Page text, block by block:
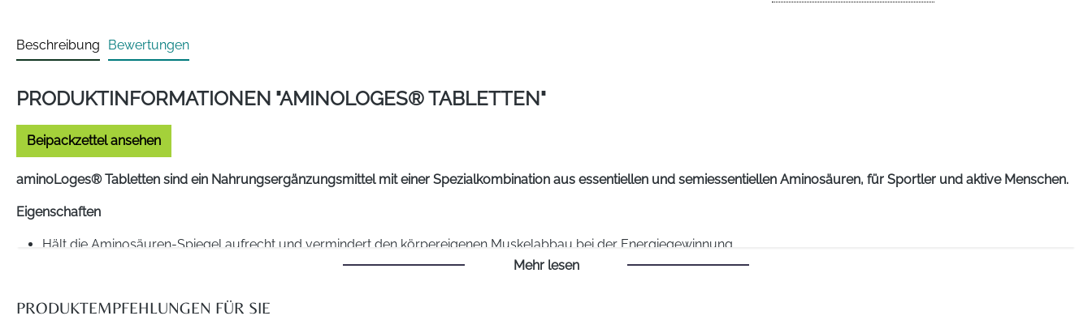
Beschreibung Bewertungen
PRODUKTINFORMATIONEN "AMINOLOGES® TABLETTEN"
Beipackzettel ansehen
aminoLoges® Tabletten sind ein Nahrungsergänzungsmittel mit einer Spezialkombination aus essentiellen und semiessentiellen Aminosäuren, für Sportler und aktive Menschen.
Eigenschaften
Hält die Aminosäuren-Spiegel aufrecht und vermindert den körpereigenen Muskelabbau bei der Energiegewinnung
Klinische Studie belegt signifikante Verbesserung der Ausdauerleistung um 11 %1,2
Praktische Tabletten ohne unnötige Zusatzstoffe statt Pulver oder Shakes
Mehr lesen
PRODUKTEMPFEHLUNGEN FÜR SIE